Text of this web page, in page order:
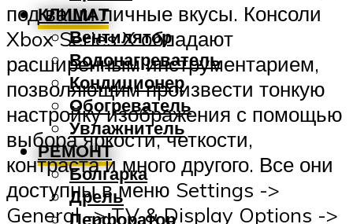
КЛИМАТ
Вентилятор
Водонагреватель
Кондиционер
Обогреватель
Увлажнитель
РЕМОНТ
Болгарка
Дрель
Перфоратор
под ваши личные вкусы. Консоли
Xbox Series X обладают
расширенным инструментарием,
позволяющим произвести тонкую
настройку изображения с помощью
выбора яркости, четкости,
контраста и много другого. Все они
доступны в меню Settings ->
General -> TV & Display Options ->